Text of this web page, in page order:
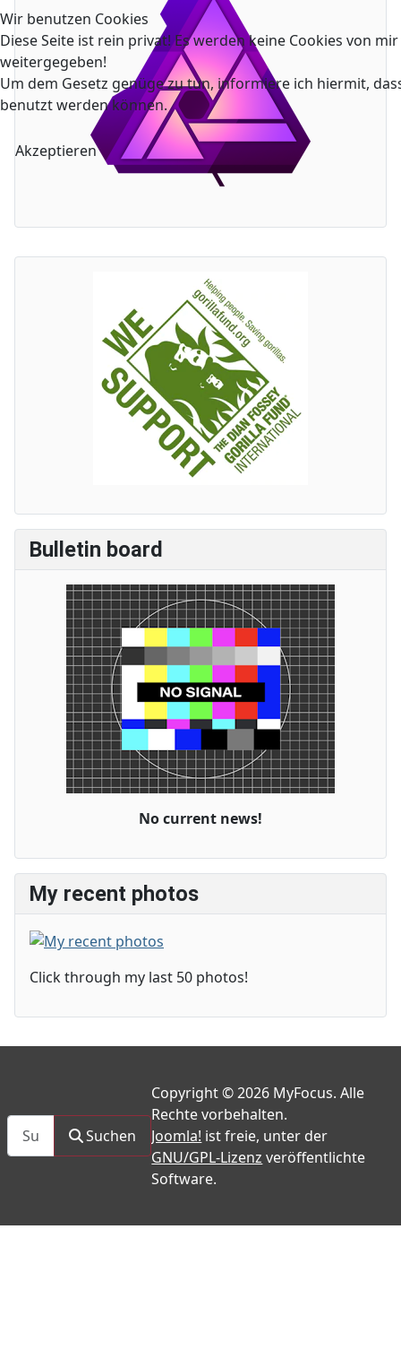
Bulletin board
No current news!
My recent photos
Click through my last 50 photos!
Suchen
Suchen
Copyright © 2026 MyFocus. Alle
Rechte vorbehalten.
Joomla! ist freie, unter der
GNU/GPL-Lizenz veröffentlichte
Software.
Wir benutzen Cookies
Diese Seite ist rein privat! Es werden keine Cookies von
weitergegeben!
Um dem Gesetz genüge zu tun, informiere ich hiermit,
benutzt werden können.
Akzeptieren